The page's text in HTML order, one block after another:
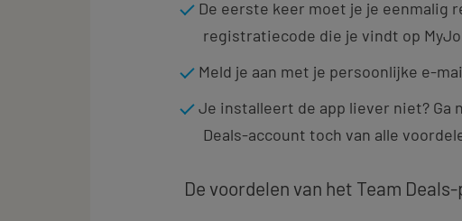
De eerste keer moet je je eenmalig
registratiecode die je vindt op
Meld je aan met je persoonlijke e-
Je installeert de app liever niet? Ga
Deals-account toch van alle
De voordelen van het Team